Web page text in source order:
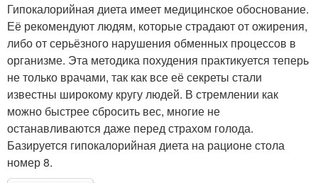
Гипокалорийная диета имеет медицинское обоснование.
Её рекомендуют людям, которые страдают от ожирения,
либо от серьёзного нарушения обменных процессов в
организме. Эта методика похудения практикуется теперь
не только врачами, так как все её секреты стали
известны широкому кругу людей. В стремлении как
можно быстрее сбросить вес, многие не
останавливаются даже перед страхом голода.
Базируется гипокалорийная диета на рационе стола
номер 8.